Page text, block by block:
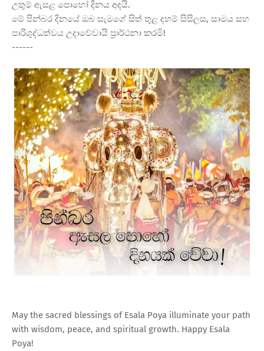
උතුම් ඇසළ පොහෝ දිනය අදයි.
​මේ පින්බර දිනයේ ඔබ සැමගේ සිත් තුළ දහම් සිසිලස, සාමය සහ
පාරිශුද්ධත්වය උදාවේවායි ප්රාර්ථනා කරමි!
------
May the sacred blessings of Esala Poya illuminate your path
with wisdom, peace, and spiritual growth. Happy Esala
Poya!